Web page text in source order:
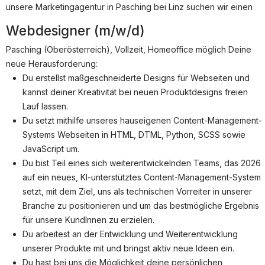
unsere Marketingagentur in Pasching bei Linz suchen wir einen
Webdesigner (m/w/d)
Pasching (Oberösterreich), Vollzeit, Homeoffice möglich Deine
neue Herausforderung:
Du erstellst maßgeschneiderte Designs für Webseiten und
kannst deiner Kreativität bei neuen Produktdesigns freien
Lauf lassen.
Du setzt mithilfe unseres hauseigenen Content-Management-
Systems Webseiten in HTML, DTML, Python, SCSS sowie
JavaScript um.
Du bist Teil eines sich weiterentwickelnden Teams, das 2026
auf ein neues, KI-unterstütztes Content-Management-System
setzt, mit dem Ziel, uns als technischen Vorreiter in unserer
Branche zu positionieren und um das bestmögliche Ergebnis
für unsere KundInnen zu erzielen.
Du arbeitest an der Entwicklung und Weiterentwicklung
unserer Produkte mit und bringst aktiv neue Ideen ein.
Du hast bei uns die Möglichkeit deine persönlichen
Jobs
Berufsfelder
Für Unternehmen
Kandidaten finden
Inserat buchen
informatikjobs.at 2026 Impressum
Cookie-Einstellungen